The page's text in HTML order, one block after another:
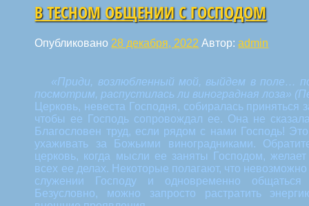
В ТЕСНОМ ОБЩЕНИИ С ГОСПОДОМ
Опубликовано 28 декабря, 2022 Автор:admin
«Приди, возлюбленный мой, выйдем в поле…
посмотрим, распустилась ли виноградная лоза»
Церковь, невеста Господня, собиралась приняться
чтобы ее Господь сопровождал ее. Она не
Благословен труд, если рядом с нами Господь!
ухаживать за Божьими виноградниками.
церковь, когда мысли ее заняты Господом,
всех ее делах. Некоторые полагают, что
служении Господу и одновременно
Безусловно, можно запросто растратить